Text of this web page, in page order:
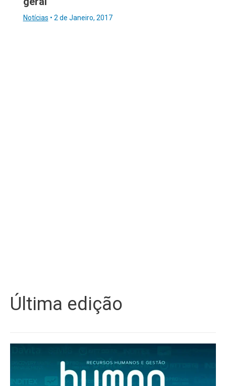
Notícias • 2 de Janeiro, 2017
Última edição